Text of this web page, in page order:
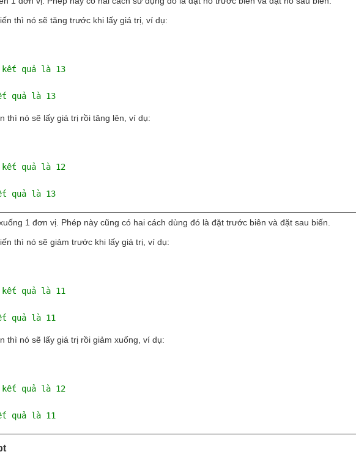
thì nó sẽ tăng trước khi lấy giá trị, ví dụ:
quả là 13
quả là 13
thì nó sẽ lấy giá trị rồi tăng lên, ví dụ:
quả là 12
quả là 13
1 đơn vị. Phép này cũng có hai cách dùng đó là đặt trước biên và đặt sau biến.
thì nó sẽ giảm trước khi lấy giá trị, ví dụ:
quả là 11
quả là 11
thì nó sẽ lấy giá trị rồi giảm xuống, ví dụ:
quả là 12
quả là 11